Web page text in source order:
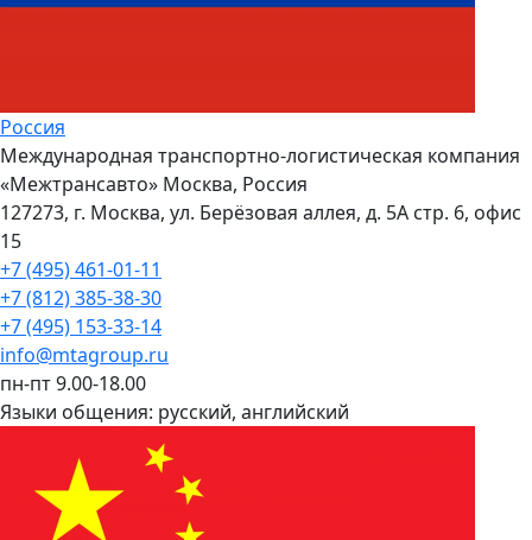
Россия
Международная транспортно-логистическая компания
«Межтрансавто» Москва, Россия
127273, г. Москва, ул. Берёзовая аллея, д. 5А стр. 6, офис
15
+7 (495) 461-01-11
+7 (812) 385-38-30
+7 (495) 153-33-14
info@mtagroup.ru
пн-пт 9.00-18.00
Языки общения: русский, английский